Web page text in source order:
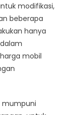
modifikasi,
beberapa
hanya
mobil
mumpuni